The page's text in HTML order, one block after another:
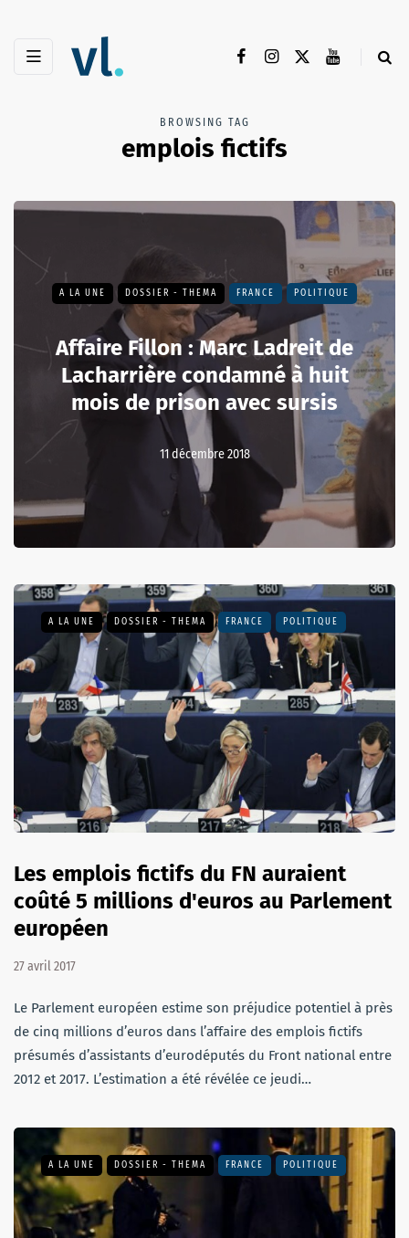
BROWSING TAG
emplois fictifs
A LA UNE DOSSIER - THEMA FRANCE POLITIQUE
Affaire Fillon : Marc Ladreit de
Lacharrière condamné à huit
mois de prison avec sursis
11 décembre 2018
A LA UNE DOSSIER - THEMA FRANCE POLITIQUE
Les emplois fictifs du FN auraient
coûté 5 millions d'euros au Parlement
européen
27 avril 2017
Le Parlement européen estime son préjudice potentiel à près
de cinq millions d’euros dans l’affaire des emplois fictifs
présumés d’assistants d’eurodéputés du Front national entre
2012 et 2017. L’estimation a été révélée ce jeudi…
A LA UNE DOSSIER - THEMA FRANCE POLITIQUE